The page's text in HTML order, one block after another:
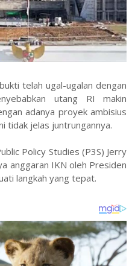
telah ugal-ugalan dengan
utang RI makin
adanya proyek ambisius
tidak jelas juntrungannya.
Policy Studies (P3S) Jerry
anggaran IKN oleh Presiden
langkah yang tepat.